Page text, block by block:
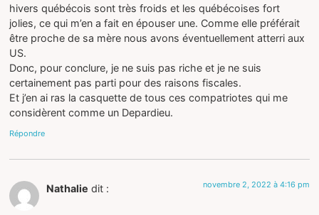
hivers québécois sont très froids et les québécoises fort
jolies, ce qui m’en a fait en épouser une. Comme elle préférait
être proche de sa mère nous avons éventuellement atterri aux
US.
Donc, pour conclure, je ne suis pas riche et je ne suis
certainement pas parti pour des raisons fiscales.
Et j’en ai ras la casquette de tous ces compatriotes qui me
considèrent comme un Depardieu.
Répondre
Nathalie dit : novembre 2, 2022 à 4:16 pm